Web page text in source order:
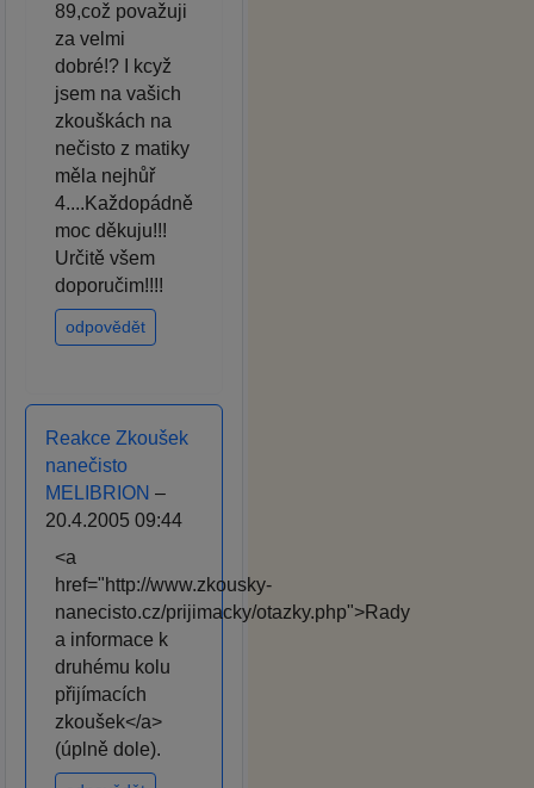
89,což považuji
za velmi
dobré!? I kcyž
jsem na vašich
zkouškách na
nečisto z matiky
měla nejhůř
4....Každopádně
moc děkuju!!!
Určitě všem
doporučim!!!!
odpovědět
Reakce Zkoušek
nanečisto
MELIBRION –
20.4.2005 09:44
<a
href="http://www.zkousky-
nanecisto.cz/prijimacky/otazky.php">Rady
a informace k
druhému kolu
přijímacích
zkoušek</a>
(úplně dole).